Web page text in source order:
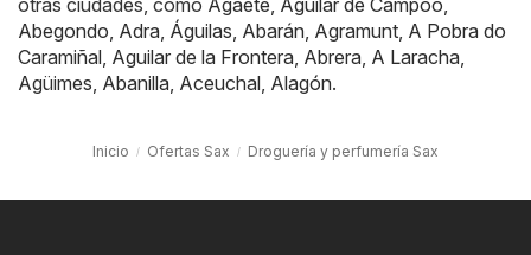
Abegondo Adra Águilas Abarán Agramunt A Pobra do
Caramiñal Aguilar de la Frontera Abrera A Laracha
Agüimes Abanilla Aceuchal Alagón.
Inicio Ofertas Sax Droguería y perfumería Sax